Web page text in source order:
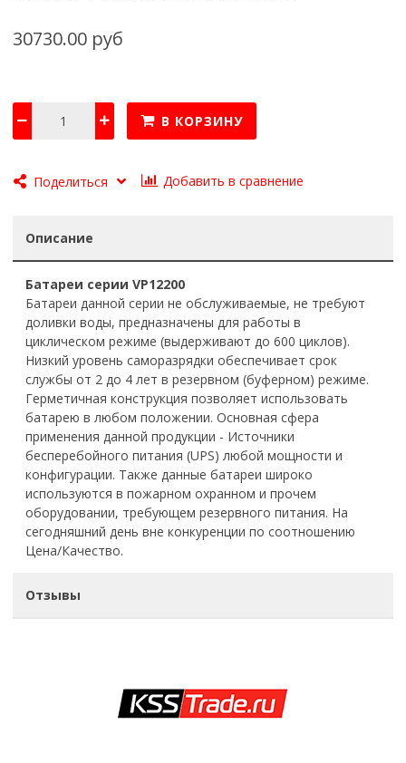
30730.00 руб
В КОРЗИНУ
Поделиться Добавить в сравнение
Описание
Батареи серии VP12200
Батареи данной серии не обслуживаемые, не требуют
доливки воды, предназначены для работы в
циклическом режиме (выдерживают до 600 циклов).
Низкий уровень саморазрядки обеспечивает срок
службы от 2 до 4 лет в резервном (буферном) режиме.
Герметичная конструкция позволяет использовать
батарею в любом положении. Основная сфера
применения данной продукции - Источники
бесперебойного питания (UPS) любой мощности и
конфигурации. Также данные батареи широко
используются в пожарном охранном и прочем
оборудовании, требующем резервного питания. На
сегодняшний день вне конкуренции по соотношению
Цена/Качество.
Отзывы